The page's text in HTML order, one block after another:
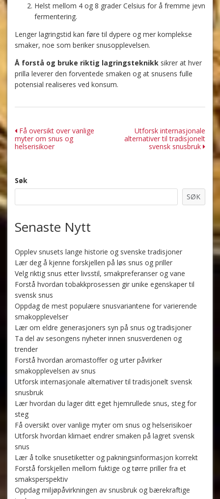
Helst mellom 4 og 8 grader Celsius for å fremme jevn
fermentering.
Lenger lagringstid kan føre til dypere og mer komplekse
smaker, noe som beriker snusopplevelsen.
Å forstå og bruke riktig lagringsteknikk sikrer at hver
prilla leverer den forventede smaken og at snusens fulle
potensial realiseres ved konsum.
Innleggsnavigasjon
Få oversikt over vanlige
myter om snus og
helserisikoer
Utforsk internasjonale
alternativer til tradisjonelt
svensk snusbruk
Søk
SØK
Senaste Nytt
Opplev snusets lange historie og svenske tradisjoner
Lær deg å kjenne forskjellen på løs snus og priller
Velg riktig snus etter livsstil, smakpreferanser og vane
Forstå hvordan tobakkprosessen gir unike egenskaper til
svensk snus
Oppdag de mest populære snusvariantene for varierende
smakopplevelser
Lær om eldre generasjoners syn på snus og tradisjoner
Ta del av sesongens nyheter innen snusverdenen og
trender
Forstå hvordan aromastoffer og urter påvirker
smakopplevelsen av snus
Utforsk internasjonale alternativer til tradisjonelt svensk
snusbruk
Lær hvordan du lager ditt eget hjemrullede snus, steg for
steg
Få oversikt over vanlige myter om snus og helserisikoer
Utforsk hvordan klimaet endrer smaken på lagret svensk
snus
Lær å tolke snusetiketter og pakningsinformasjon korrekt
Forstå forskjellen mellom fuktige og tørre priller fra et
smaksperspektiv
Oppdag miljøpåvirkningen av snusbruk og bærekraftige